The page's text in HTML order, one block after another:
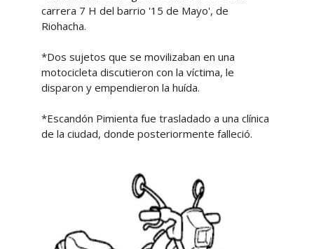
carrera 7 H del barrio '15 de Mayo', de
Riohacha.
*Dos sujetos que se movilizaban en una
motocicleta discutieron con la víctima, le
disparon y empendieron la huída.
*Escandón Pimienta fue trasladado a una clínica
de la ciudad, donde posteriormente falleció.